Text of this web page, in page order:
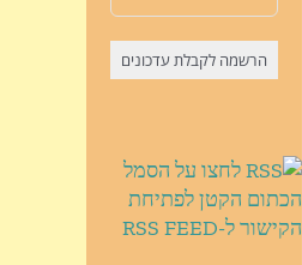
לחצו על הסמל
הכתום הקטן לפתיחת
הקישור ל-RSS FEED